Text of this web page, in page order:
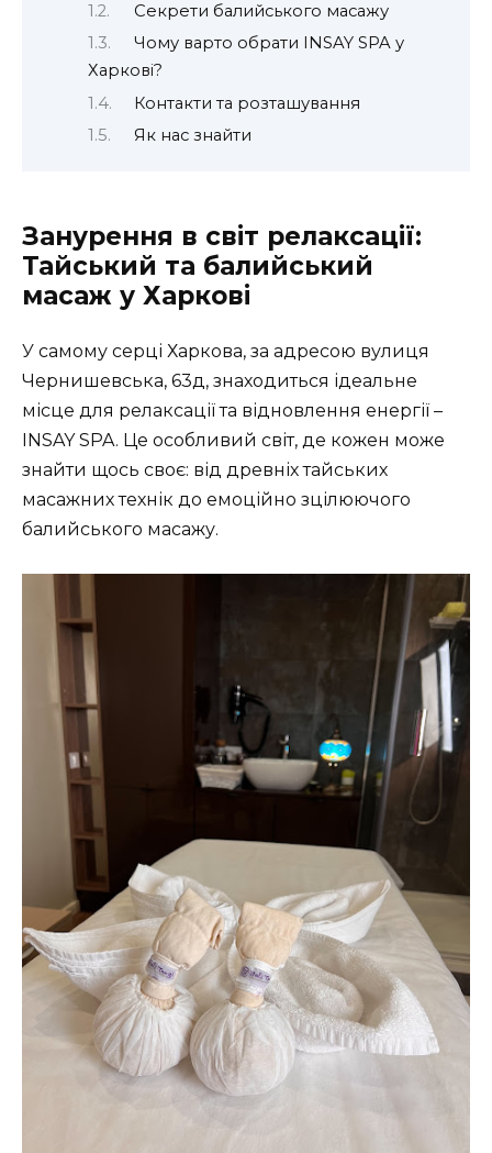
Секрети балийського масажу
Чому варто обрати INSAY SPA у
Харкові?
Контакти та розташування
Як нас знайти
Занурення в світ релаксації:
Тайський та балийський
масаж у Харкові
У самому серці Харкова, за адресою вулиця
Чернишевська, 63д, знаходиться ідеальне
місце для релаксації та відновлення енергії –
INSAY SPA. Це особливий світ, де кожен може
знайти щось своє: від древніх тайських
масажних технік до емоційно зцілюючого
балийського масажу.